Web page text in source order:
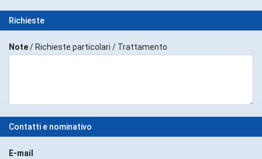
Richieste
Note/ Richieste particolari / Trattamento
Contatti e nominativo
E-mail